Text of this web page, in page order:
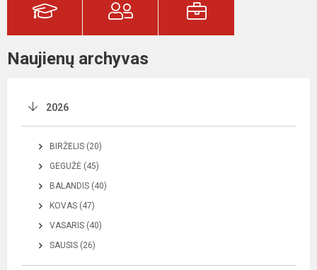
Naujienų archyvas
2026
BIRŽELIS (20)
GEGUŽĖ (45)
BALANDIS (40)
KOVAS (47)
VASARIS (40)
SAUSIS (26)